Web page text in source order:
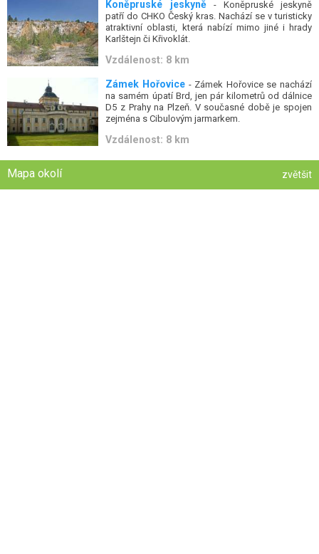
Koněpruské jeskyně- Koněpruské jeskyně
patří do CHKO Český kras. Nachází se v turisticky
atraktivní oblasti, která nabízí mimo jiné i hrady
Karlštejn či Křivoklát.
Vzdálenost: 8 km
Zámek Hořovice - Zámek Hořovice se nachází
na samém úpatí Brd, jen pár kilometrů od dálnice
D5 z Prahy na Plzeň. V současné době je spojen
zejména s Cibulovým jarmarkem.
Vzdálenost: 8 km
Mapa okolí zvětšit